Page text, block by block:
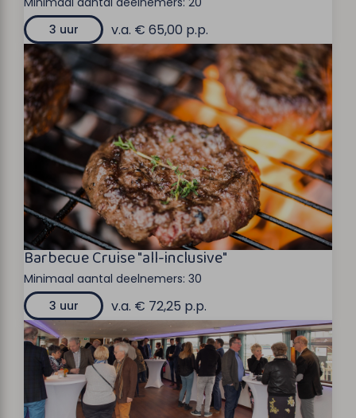
3 uur
v.a. € 65,00 p.p.
Barbecue Cruise "all-inclusive"
Minimaal aantal deelnemers: 30
3 uur
v.a. € 72,25 p.p.